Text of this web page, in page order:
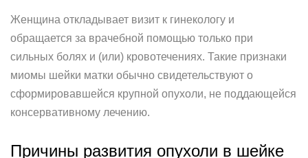
Женщина откладывает визит к гинекологу и
обращается за врачебной помощью только при
сильных болях и (или) кровотечениях. Такие признаки
миомы шейки матки обычно свидетельствуют о
сформировавшейся крупной опухоли, не поддающейся
консервативному лечению.
Причины развития опухоли в шейке